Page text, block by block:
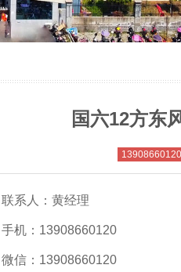
国六12方东
13908660120
联系人：黄经理
手机：13908660120
微信：13908660120